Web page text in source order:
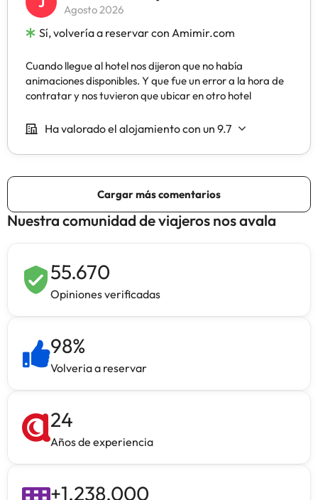
Nuestra comunidad de viajeros nos avala
55.670
Opiniones verificadas
98%
Volveria a reservar
24
Años de experiencia
+1.238.000